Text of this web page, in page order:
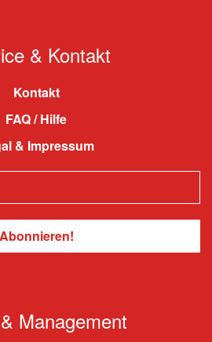
& Kontakt
Kontakt
FAQ / Hilfe
& Impressum
Management